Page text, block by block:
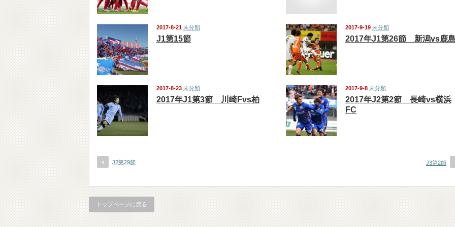
2017-8-21 未分類
J1第15節
2017-9-19 未分類
2017年J1第26節 新潟vs鹿
2017-8-23 未分類
2017年J1第3節 川崎Fvs柏
2017-9-8 未分類
2017年J2第2節 長崎vs横浜
FC
J2第29節 J3第2節
トップページに戻る